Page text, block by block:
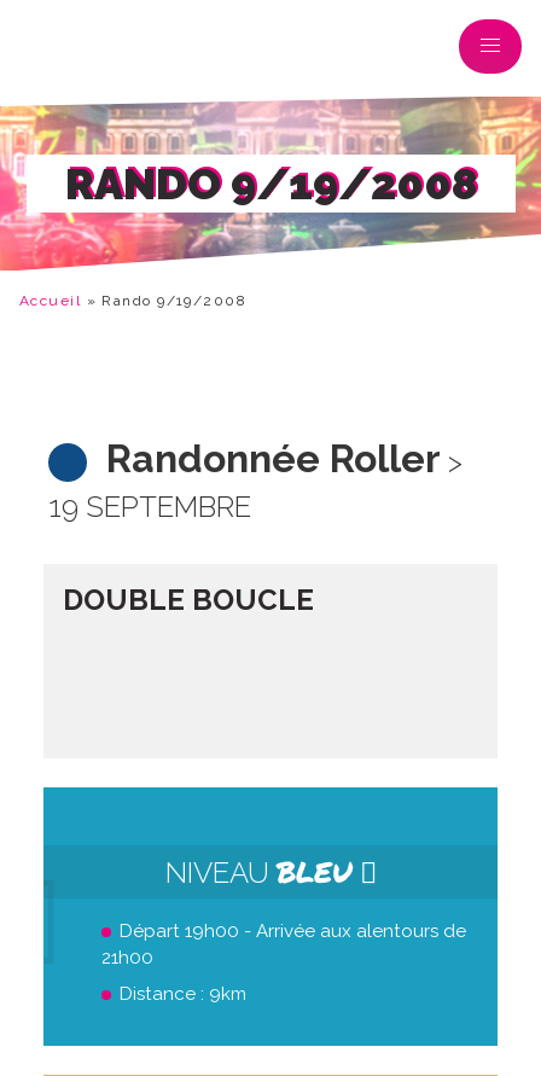
RANDO 9/19/2008
Accueil » Rando 9/19/2008
Randonnée Roller >
19 SEPTEMBRE
DOUBLE BOUCLE
NIVEAUBLEU
Départ 19h00 - Arrivée aux alentours de
21h00
Distance : 9km